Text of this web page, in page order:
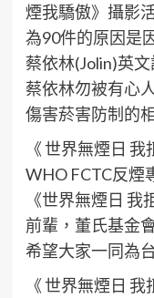
煙我驕傲》攝影
為90件的原因是
蔡依林(Jolin)英
蔡依林勿被有心
傷害菸害防制的
《 世界無煙日
WHO FCTC反煙
《世界無煙日
前輩，董氏基金
希望大家一同為
《 世界無煙日